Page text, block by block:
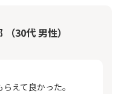
30代 男性）
えて良かった。